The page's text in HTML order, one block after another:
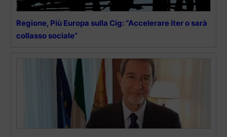
Regione, Più Europa sulla Cig: “Accelerare iter o sarà
collasso sociale”